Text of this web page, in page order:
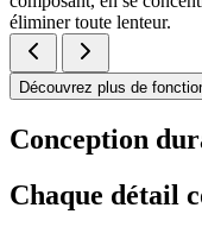
éliminer toute lenteur.
Découvrez plus de
Conception
Chaque détail